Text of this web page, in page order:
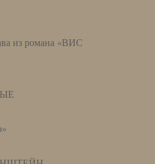
из романа «ВИС